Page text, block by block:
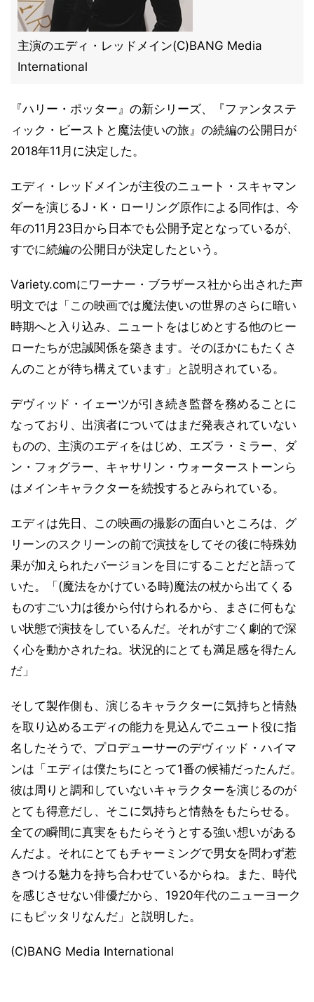
主演のエディ・レッドメイン(C)BANG Media
International
『ハリー・ポッター』の新シリーズ、『ファンタステ
ィック・ビーストと魔法使いの旅』の続編の公開日が
2018年11月に決定した。
エディ・レッドメインが主役のニュート・スキャマン
ダーを演じるJ・K・ローリング原作による同作は、今
年の11月23日から日本でも公開予定となっているが、
すでに続編の公開日が決定したという。
Variety.comにワーナー・ブラザース社から出された声
明文では「この映画では魔法使いの世界のさらに暗い
時期へと入り込み、ニュートをはじめとする他のヒー
ローたちが忠誠関係を築きます。そのほかにもたくさ
んのことが待ち構えています」と説明されている。
デヴィッド・イェーツが引き続き監督を務めることに
なっており、出演者についてはまだ発表されていない
ものの、主演のエディをはじめ、エズラ・ミラー、ダ
ン・フォグラー、キャサリン・ウォーターストーンら
はメインキャラクターを続投するとみられている。
エディは先日、この映画の撮影の面白いところは、グ
リーンのスクリーンの前で演技をしてその後に特殊効
果が加えられたバージョンを目にすることだと語って
いた。「(魔法をかけている時)魔法の杖から出てくる
ものすごい力は後から付けられるから、まさに何もな
い状態で演技をしているんだ。それがすごく劇的で深
く心を動かされたね。状況的にとても満足感を得たん
だ」
そして製作側も、演じるキャラクターに気持ちと情熱
を取り込めるエディの能力を見込んでニュート役に指
名したそうで、プロデューサーのデヴィッド・ハイマ
ンは「エディは僕たちにとって1番の候補だったんだ。
彼は周りと調和していないキャラクターを演じるのが
とても得意だし、そこに気持ちと情熱をもたらせる。
全ての瞬間に真実をもたらそうとする強い想いがある
んだよ。それにとてもチャーミングで男女を問わず惹
きつける魅力を持ち合わせているからね。また、時代
を感じさせない俳優だから、1920年代のニューヨーク
にもピッタリなんだ」と説明した。
(C)BANG Media International